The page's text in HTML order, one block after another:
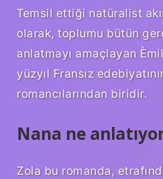
Temsil ettiği natüralist
olarak, toplumu bütün
anlatmayı amaçlayan
yüzyıl Fransız
romancılarından biridir.
Nana ne
Zola bu romanda,